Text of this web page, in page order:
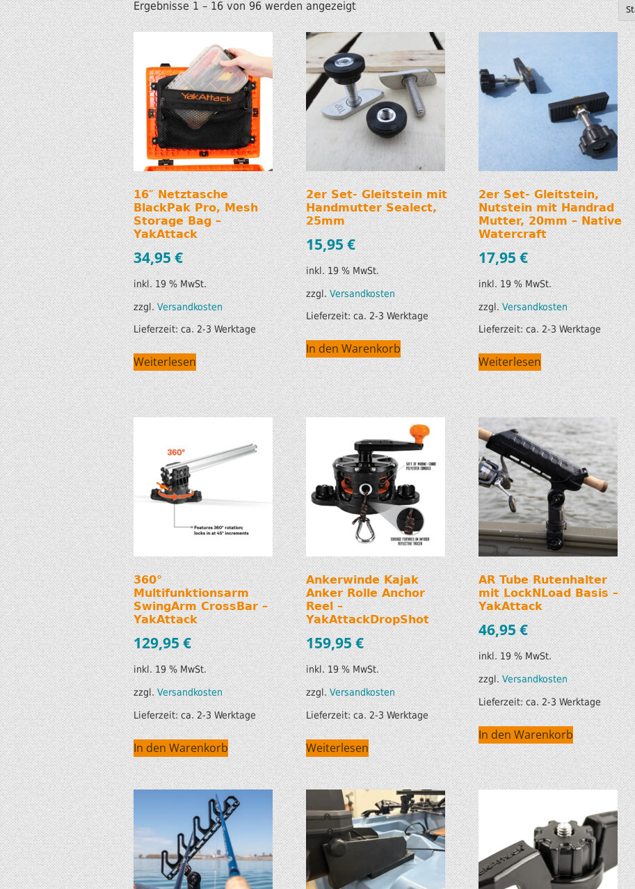
SUP AIR SUP
MODUL KAJAKS
LUFTBOOTE
LEICHTE BOOTE FÜR IHR
WOHNMOBIL
SONDERANGEBOTE/SALE
WILDERNESS SYSTEMS
ZUBEHÖR
DOPPELPADDEL
STECHPADDEL
WESTEN & SICHERHEIT
LAGERUNG
BOOTSWAGEN
SPRITZDECKEN/
LUKENDECKEL
RAM ZUBEHÖR
HOBIE KAJAKS
ELEKTROMOTORE
Ergebnisse 1 – 16 von 96 werden angezeigt
16″ Netztasche
BlackPak Pro, Mesh
Storage Bag –
YakAttack
34,95€
inkl. 19 % MwSt.
zzgl.Versandkosten
Lieferzeit:ca. 2-3 Werktage
Weiterlesen
2er Set- Gleitstein mit
Handmutter Sealect,
25mm
15,95€
inkl. 19 % MwSt.
zzgl.Versandkosten
Lieferzeit:ca. 2-3 Werktage
In den Warenkorb
2er Set- Gleitstein,
Nutstein mit Handrad
Mutter, 20mm – Native
Watercraft
17,95€
inkl. 19 % MwSt.
zzgl.Versandkosten
Lieferzeit:ca. 2-3 Werktage
Weiterlesen
360°
Multifunktionsarm
SwingArm CrossBar –
YakAttack
129,95€
inkl. 19 % MwSt.
zzgl.Versandkosten
Lieferzeit:ca. 2-3 Werktage
In den Warenkorb
Ankerwinde Kajak
Anker Rolle Anchor
Reel –
YakAttackDropShot
159,95€
inkl. 19 % MwSt.
zzgl.Versandkosten
Lieferzeit:ca. 2-3 Werktage
Weiterlesen
AR Tube Rutenhalter
mit LockNLoad Basis –
YakAttack
46,95€
inkl. 19 % MwSt.
zzgl.Versandkosten
Lieferzeit:ca. 2-3 Werktage
In den Warenkorb